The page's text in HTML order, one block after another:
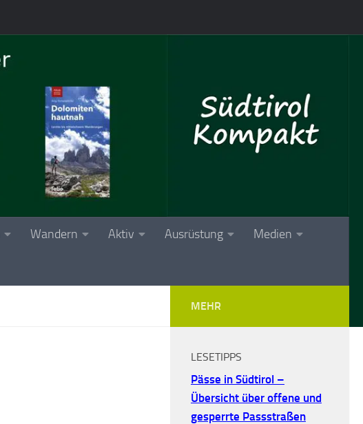
Wandern Aktiv Ausrüstung Medien
MEHR
LESETIPPS
Pässe in Südtirol –
Übersicht über offene und
gesperrte Passstraßen